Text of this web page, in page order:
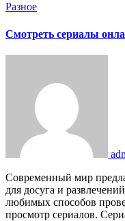
Разное
Смотреть сериалы
Современный мир предлагает нам множество возможностей
для досуга и
любимых способов
просмотр сериалов.